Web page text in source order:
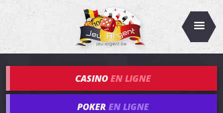
CASINO EN LIGNE
POKER EN LIGNE